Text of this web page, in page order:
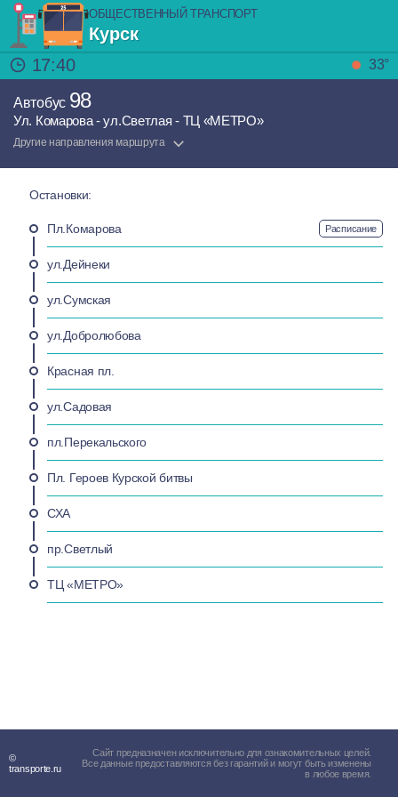
ОБЩЕСТВЕННЫЙ ТРАНСПОРТ
Курск
17:40
33°
Автобус 98
Ул. Комарова - ул.Светлая - ТЦ «МЕТРО»
Другие направления маршрута
Остановки:
Пл.Комарова Расписание
ул.Дейнеки
ул.Сумская
ул.Добролюбова
Красная пл.
ул.Садовая
пл.Перекальского
Пл. Героев Курской битвы
СХА
пр.Светлый
ТЦ «МЕТРО»
©
transporte.ru
Сайт предназначен исключительно для ознакомительных целей.
Все данные предоставляются без гарантий и могут быть изменены
в любое время.